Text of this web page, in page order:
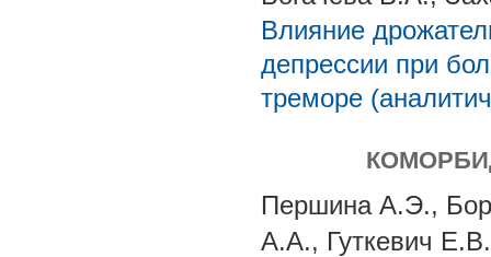
Влияние
депрессии при
треморе
Першина А.Э.,
А.А., Гуткевич